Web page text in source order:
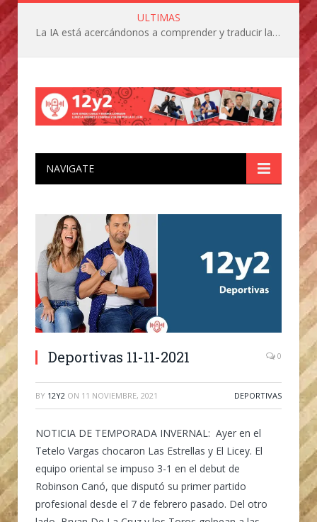
ULTIMAS
La IA está acercándonos a comprender y traducir las vocalizaciones y comportamientos de nuestras mascotas
NAVIGATE
Deportivas 11-11-2021 0
BY 12Y2 ON 11 NOVIEMBRE, 2021 DEPORTIVAS
NOTICIA DE TEMPORADA INVERNAL : Ayer en el
Tetelo Vargas chocaron Las Estrellas y El Licey. El
equipo oriental se impuso 3-1 en el debut de
Robinson Canó, que disputó su primer partido
profesional desde el 7 de febrero pasado. Del otro